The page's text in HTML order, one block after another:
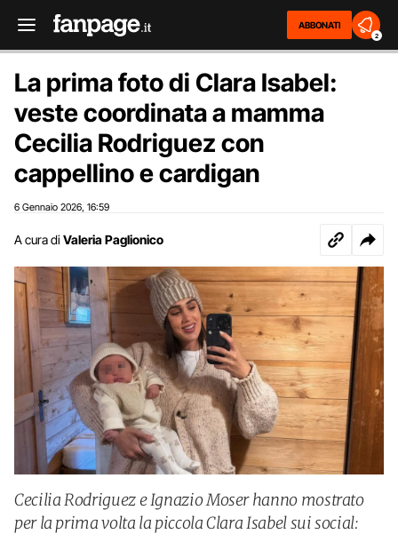
ABBONATI
2
La prima foto di Clara Isabel:
veste coordinata a mamma
Cecilia Rodriguez con
cappellino e cardigan
6 Gennaio 2026 16:59
A cura di Valeria Paglionico
Cecilia Rodriguez e Ignazio Moser hanno mostrato
per la prima volta la piccola Clara Isabel sui social: